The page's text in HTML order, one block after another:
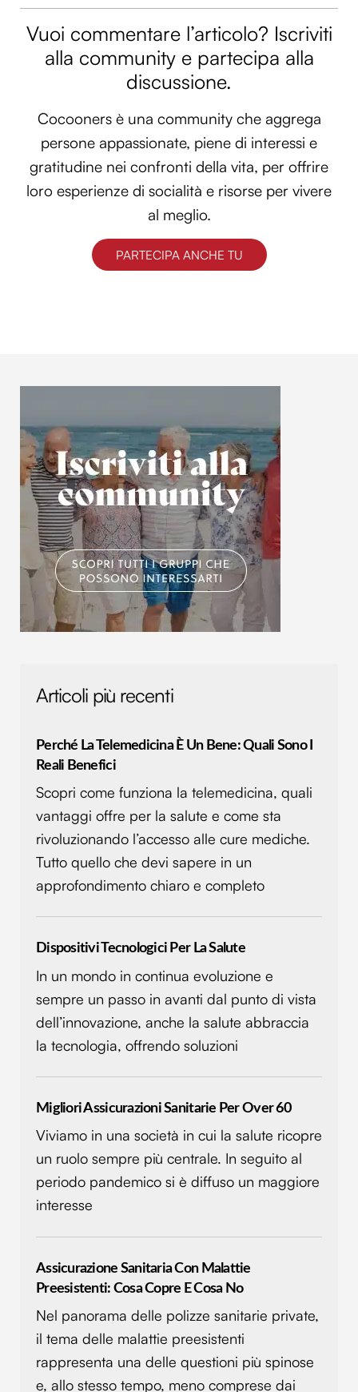
annunci, per fornire funzionalità dei social media e per
analizzare il nostro traffico. Condividiamo inoltre
informazioni sul modo in cui utilizzi il nostro sito con i
pubblicità e social media, i quali potrebbero combinarle
con altre informazioni che hai fornito loro o che hanno
raccolto dal tuo utilizzo dei loro servizi.
Vuoi commentare l’articolo? Iscriviti
alla community e partecipa alla
discussione.
Cocooners è una community che aggrega
persone appassionate, piene di interessi e
gratitudine nei confronti della vita, per offrire
loro esperienze di socialità e risorse per vivere
al meglio.
PARTECIPA ANCHE TU
Articoli più recenti
Perché La Telemedicina È Un Bene: Quali Sono I
Reali Benefici
Scopri come funziona la telemedicina, quali
vantaggi offre per la salute e come sta
rivoluzionando l’accesso alle cure mediche.
Tutto quello che devi sapere in un
approfondimento chiaro e completo
Dispositivi Tecnologici Per La Salute
In un mondo in continua evoluzione e
sempre un passo in avanti dal punto di vista
dell’innovazione, anche la salute abbraccia
la tecnologia, offrendo soluzioni
Migliori Assicurazioni Sanitarie Per Over 60
Viviamo in una società in cui la salute ricopre
un ruolo sempre più centrale. In seguito al
periodo pandemico si è diffuso un maggiore
interesse
Assicurazione Sanitaria Con Malattie
Preesistenti: Cosa Copre E Cosa No
Nel panorama delle polizze sanitarie private,
il tema delle malattie preesistenti
rappresenta una delle questioni più spinose
e, allo stesso tempo, meno comprese dai